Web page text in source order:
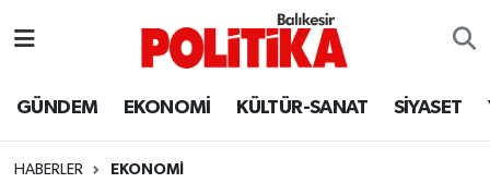
GÜNDEM EKONOMİ KÜLTÜR-SANAT SİYASET
HABERLER EKONOMİ
Ayvalık
Balıkesir Hava Durumu